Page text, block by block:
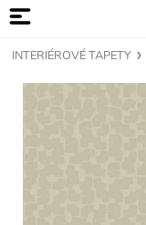
INTERIÉROVÉ TAPETY